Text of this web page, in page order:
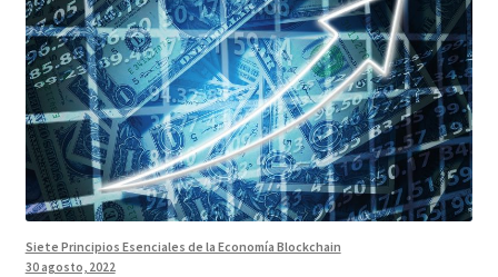
Siete Principios Esenciales de la Economía Blockchain
30 agosto, 2022